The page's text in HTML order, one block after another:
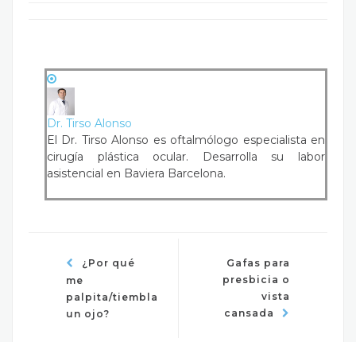
Dr. Tirso Alonso
El Dr. Tirso Alonso es oftalmólogo especialista en
cirugía plástica ocular. Desarrolla su labor
asistencial en Baviera Barcelona.
¿Por qué
me
palpita/tiembla
un ojo?
Gafas para
presbicia o
vista
cansada